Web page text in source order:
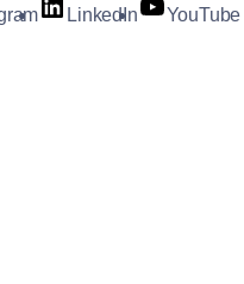
LinkedIn
YouTube